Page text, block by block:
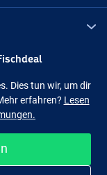
sicher shoppen
Dies tun wir, um dir
erfahren? Lesen